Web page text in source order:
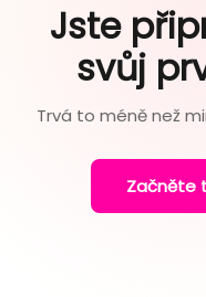
Jste
svůj
Trvá to méně než
Začněte